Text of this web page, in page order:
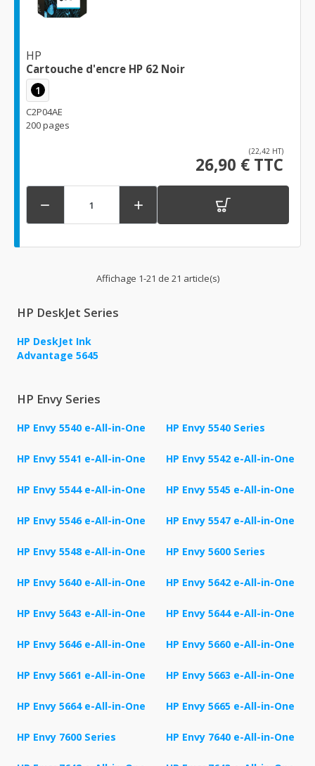
HP
Cartouche d'encre HP 62 Noir
1
C2P04AE
200 pages
(22,42 HT)
26,90 € TTC
 
Affichage 1-21 de 21 article(s)
HP DeskJet Series
HP DeskJet Ink
Advantage 5645
HP Envy Series
HP Envy 5540 e-All-in-One HP Envy 5540 Series
HP Envy 5541 e-All-in-One HP Envy 5542 e-All-in-One
HP Envy 5544 e-All-in-One HP Envy 5545 e-All-in-One
HP Envy 5546 e-All-in-One HP Envy 5547 e-All-in-One
HP Envy 5548 e-All-in-One HP Envy 5600 Series
HP Envy 5640 e-All-in-One HP Envy 5642 e-All-in-One
HP Envy 5643 e-All-in-One HP Envy 5644 e-All-in-One
HP Envy 5646 e-All-in-One HP Envy 5660 e-All-in-One
HP Envy 5661 e-All-in-One HP Envy 5663 e-All-in-One
HP Envy 5664 e-All-in-One HP Envy 5665 e-All-in-One
HP Envy 7600 Series HP Envy 7640 e-All-in-One